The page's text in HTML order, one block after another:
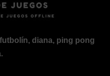
diana, ping pong